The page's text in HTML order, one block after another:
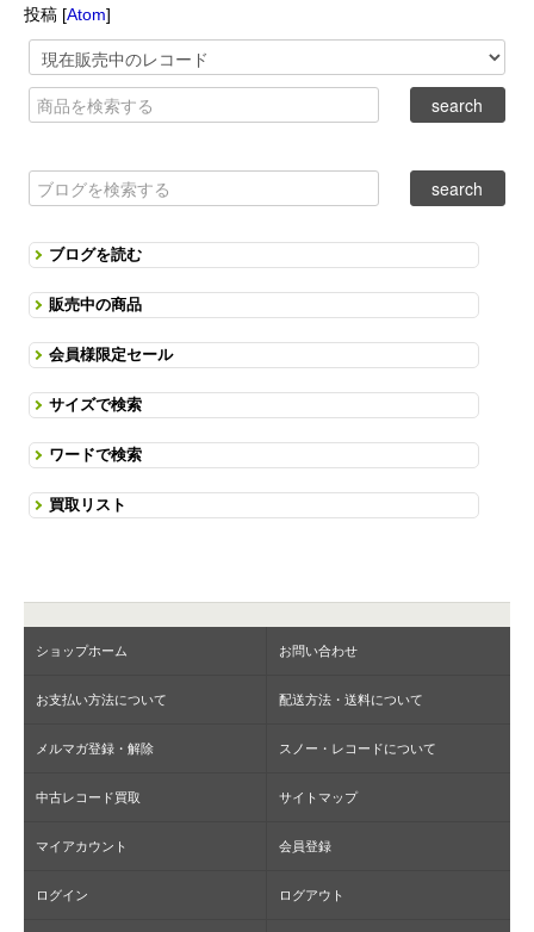
投稿 [Atom]
ブログを読む
販売中の商品
会員様限定セール
サイズで検索
ワードで検索
買取リスト
ショップホーム お問い合わせ
お支払い方法について 配送方法・送料について
メルマガ登録・解除 スノー・レコードについて
中古レコード買取 サイトマップ
マイアカウント 会員登録
ログイン ログアウト